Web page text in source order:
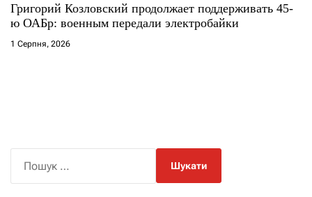
Григорий Козловский продолжает поддерживать 45-
ю ОАБр: военным передали электробайки
1 Серпня, 2026